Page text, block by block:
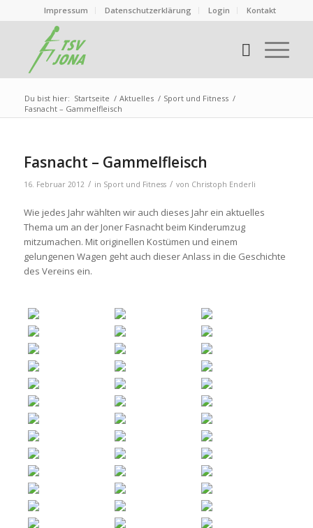
Impressum Datenschutzerklärung Login Kontakt
Du bist hier: Startseite / Aktuelles / Sport und Fitness /
Fasnacht – Gammelfleisch
Fasnacht – Gammelfleisch
16. Februar 2012 / in Sport und Fitness / von Christoph Enderli
Wie jedes Jahr wählten wir auch dieses Jahr ein aktuelles
Thema um an der Joner Fasnacht beim Kinderumzug
mitzumachen. Mit originellen Kostümen und einem
gelungenen Wagen geht auch dieser Anlass in die Geschichte
des Vereins ein.